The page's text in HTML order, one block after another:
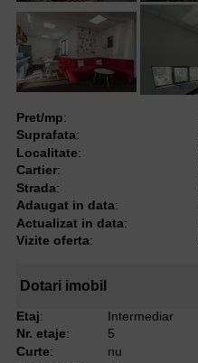
Pret/mp:
Suprafata:
Localitate:
Cartier:
Strada:
Adaugat in data:
Actualizat in data:
Vizite oferta:
Dotari imobil
Etaj:
Intermediar
Nr. etaje:
5
Curte:
nu